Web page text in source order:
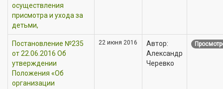
осуществления
присмотра и ухода за
детьми,
Постановление №235
от 22.06.2016 Об
утверждении
Положения «Об
организации
22 июня 2016
Автор:
Александр
Черевко